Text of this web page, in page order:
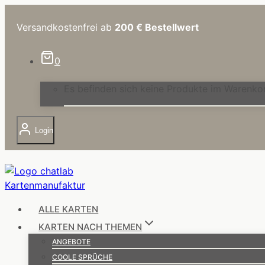
Inhalt
Versandkostenfrei ab 200 € Bestellwert
0
Login
ALLE KARTEN
KARTEN NACH THEMEN
ANGEBOTE
COOLE SPRÜCHE